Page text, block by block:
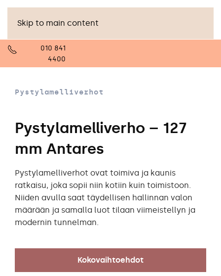
Skip to main content
010 841
4400
Pystylamelliverhot
Pystylamelliverho – 127
mm Antares
Pystylamelliverhot ovat toimiva ja kaunis
ratkaisu, joka sopii niin kotiin kuin toimistoon.
Niiden avulla saat täydellisen hallinnan valon
määrään ja samalla luot tilaan viimeistellyn ja
modernin tunnelman.
Kokovaihtoehdot